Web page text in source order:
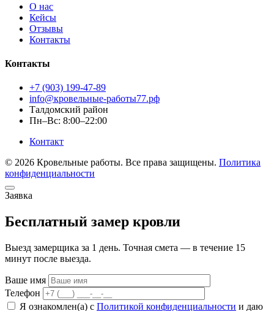
О нас
Кейсы
Отзывы
Контакты
Контакты
+7 (903) 199-47-89
info@кровельные-работы77.рф
Талдомский район
Пн–Вс: 8:00–22:00
Контакт
© 2026 Кровельные работы. Все права защищены. Политика
конфиденциальности
Заявка
Бесплатный замер кровли
Выезд замерщика за 1 день. Точная смета — в течение 15
минут после выезда.
Ваше имя
Телефон
Я ознакомлен(а) с Политикой конфиденциальности и даю